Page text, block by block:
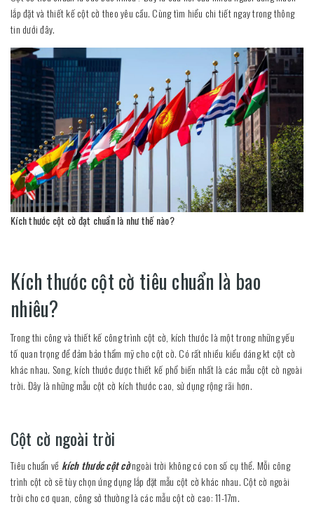
lắp đặt và thiết kế cột cờ theo yêu cầu. Cùng tìm hiểu chi tiết ngay trong thông
tin dưới đây.
Kích thước cột cờ đạt chuẩn là như thế nào?
Kích thước cột cờ tiêu chuẩn là bao
nhiêu?
Trong thi công và thiết kế công trình cột cờ, kích thước là một trong những yếu
tố quan trọng để đảm bảo thẩm mỹ cho cột cờ. Có rất nhiều kiểu dáng kt cột cờ
khác nhau. Song, kích thước được thiết kế phổ biến nhất là các mẫu cột cờ ngoài
trời. Đây là những mẫu cột cờ kích thước cao, sử dụng rộng rãi hơn.
Cột cờ ngoài trời
Tiêu chuẩn về kích thước cột cờngoài trời không có con số cụ thể. Mỗi công
trình cột cờ sẽ tùy chọn ứng dụng lắp đặt mẫu cột cờ khác nhau. Cột cờ ngoài
trời cho cơ quan, công sở thường là các mẫu cột cờ cao: 11-17m.